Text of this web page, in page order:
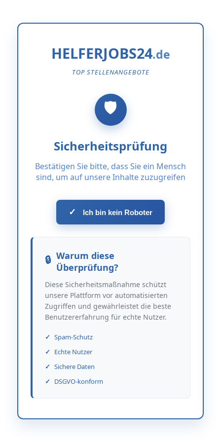
HELFERJOBS24
TOP STELLENANGEBOTE
Sicherheitsprüfung
Bestätigen Sie bitte, dass Sie ein Mensch
sind, um auf unsere Inhalte zuzugreifen
✓ Ich bin kein Roboter
Warum diese
Überprüfung?
Diese Sicherheitsmaßnahme schützt
unsere Plattform vor automatisierten
Zugriffen und gewährleistet die beste
Benutzererfahrung für echte Nutzer.
Spam-Schutz
Echte Nutzer
Sichere Daten
DSGVO-konform